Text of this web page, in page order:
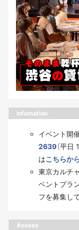
Infomation
イベント開
2639（平日
はこちらか
東京カルチ
ベントプラ
フを募集し
Access